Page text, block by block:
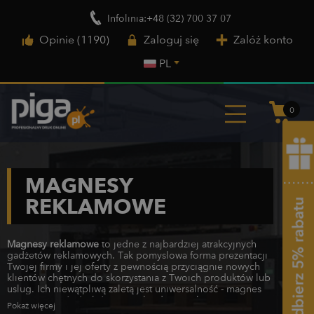
Infolinia:+48 (32) 700 37 07
Opinie (1190) Zaloguj się
Załóż konto
PL
0
MAGNESY
REKLAMOWE
Magnesy reklamowe ​to jedne z najbardziej atrakcyjnych
gadżetów reklamowych. Tak pomysłowa forma prezentacji
Twojej firmy i jej oferty z pewnością przyciągnie nowych
klientów chętnych do skorzystania z Twoich produktów lub
usług. Ich niewątpliwą zaletą jest uniwersalność - magnes
możesz umieścić właściwie na każdej metalowej
powierzchni. To również gwarancja solidnego wykonania i
Pokaż więcej